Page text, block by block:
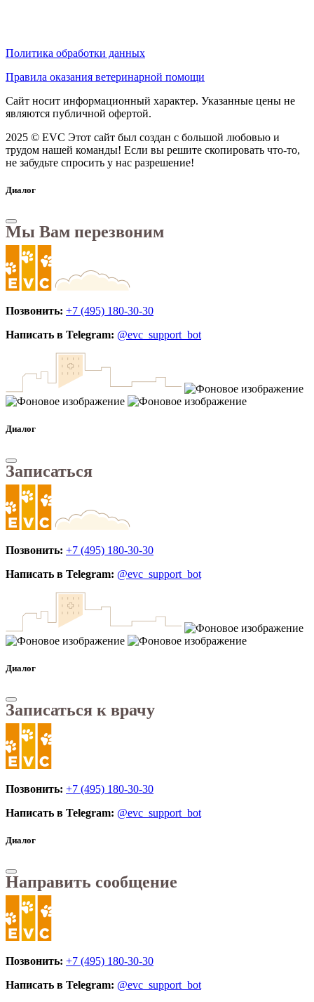
Политика обработки данных
Правила оказания ветеринарной помощи
Сайт носит информационный характер. Указанные цены не
являются публичной офертой.
2025 © EVC Этот сайт был создан с большой любовью и
трудом нашей команды! Если вы решите скопировать что-то,
не забудьте спросить у нас разрешение!
Диалог
Мы Вам перезвоним
Позвонить: +7 (495) 180-30-30
Написать в Telegram: @evc_support_bot
Диалог
Записаться
Позвонить: +7 (495) 180-30-30
Написать в Telegram: @evc_support_bot
Диалог
Записаться к врачу
Позвонить: +7 (495) 180-30-30
Написать в Telegram: @evc_support_bot
Диалог
Направить сообщение
Позвонить: +7 (495) 180-30-30
Написать в Telegram: @evc_support_bot